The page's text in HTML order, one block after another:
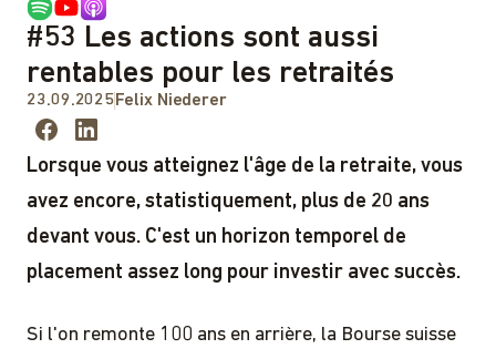
#53 Les actions sont aussi
rentables pour les retraités
23.09.2025 Felix Niederer
Lorsque vous atteignez l'âge de la retraite, vous
avez encore, statistiquement, plus de 20 ans
devant vous. C'est un horizon temporel de
placement assez long pour investir avec succès.
Si l'on remonte 100 ans en arrière, la Bourse suisse